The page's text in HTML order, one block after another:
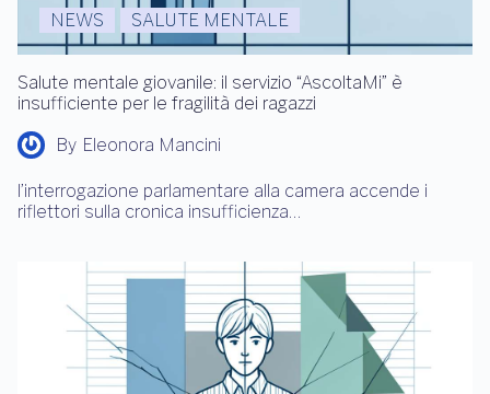
NEWS SALUTE MENTALE
Salute mentale giovanile: il servizio “AscoltaMi” è
insufficiente per le fragilità dei ragazzi
By Eleonora Mancini
l’interrogazione parlamentare alla camera accende i
riflettori sulla cronica insufficienza…